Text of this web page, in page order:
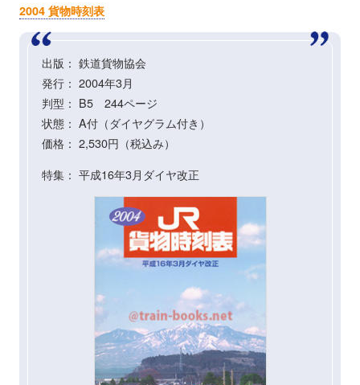
2004 貨物時刻表
出版： 鉄道貨物協会
発行： 2004年3月
判型： B5 244ページ
状態： A付（ダイヤグラム付き）
価格： 2,530円（税込み）
特集： 平成16年3月ダイヤ改正